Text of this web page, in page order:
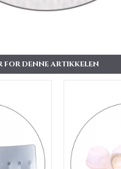
FOR DENNE ARTIKKELEN